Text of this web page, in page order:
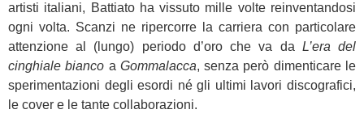
artisti italiani, Battiato ha vissuto mille volte reinventandosi
ogni volta. Scanzi ne ripercorre la carriera con particolare
attenzione al (lungo) periodo d’oro che va da L’era del
cinghiale bianco a Gommalacca, senza però dimenticare le
sperimentazioni degli esordi né gli ultimi lavori discografici,
le cover e le tante collaborazioni.